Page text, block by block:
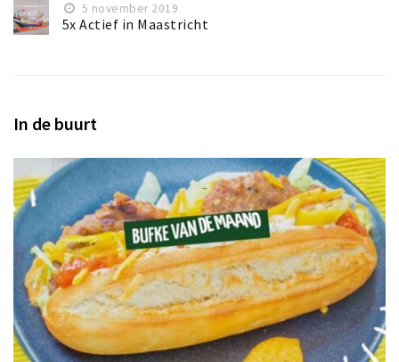
5 november 2019
5x Actief in Maastricht
In de buurt